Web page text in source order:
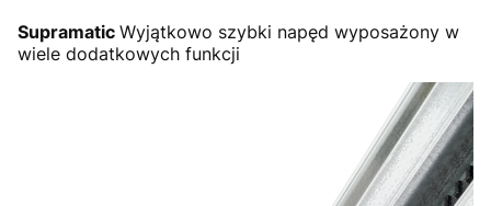
Supramatic Wyjątkowo szybki napęd wyposażony w
wiele dodatkowych funkcji